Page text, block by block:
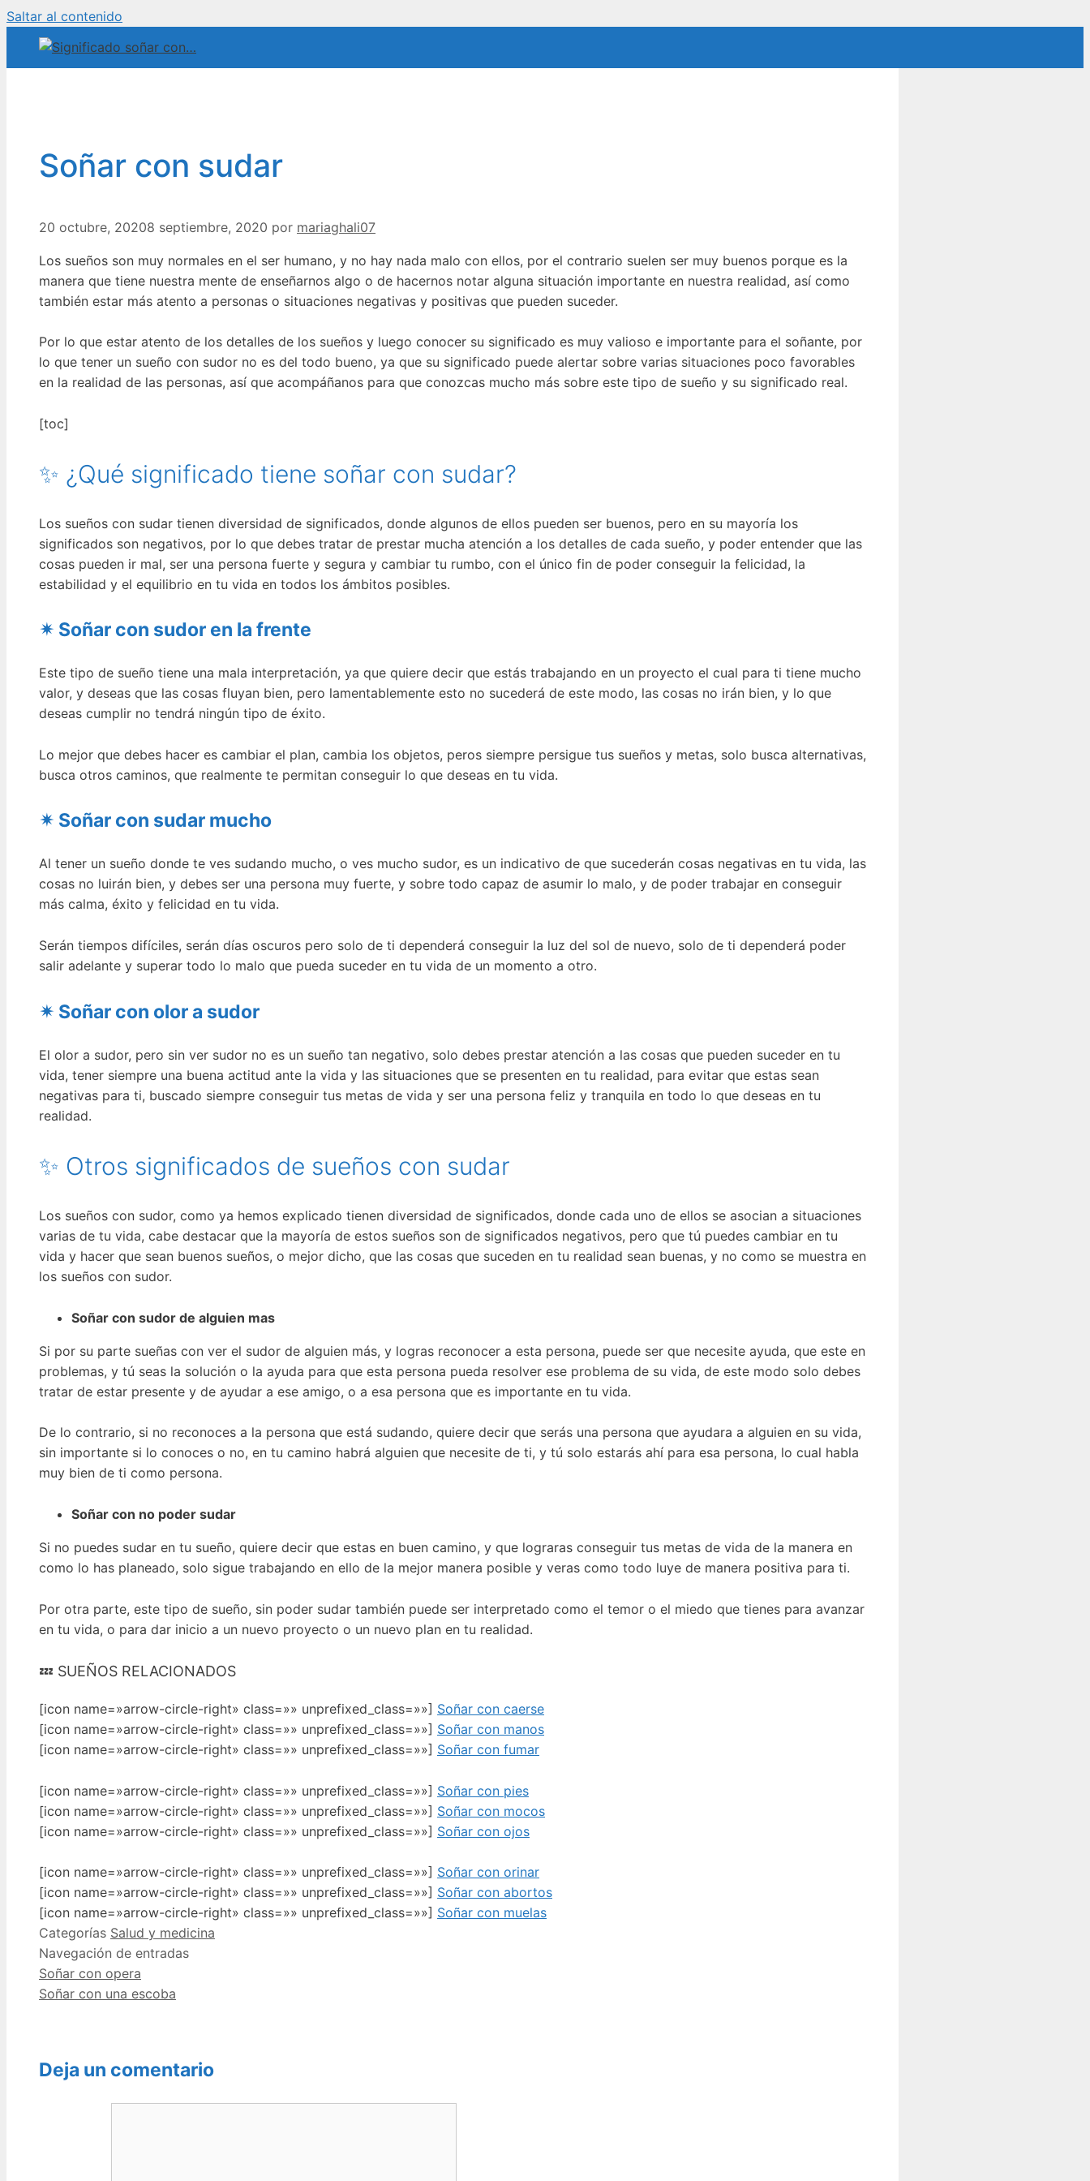
Saltar al contenido
Soñar con sudar
20 octubre, 20208 septiembre, 2020 por mariaghali07
Los sueños son muy normales en el ser humano, y no hay nada malo con ellos, por el contrario suelen ser muy buenos porque es la
manera que tiene nuestra mente de enseñarnos algo o de hacernos notar alguna situación importante en nuestra realidad, así como
también estar más atento a personas o situaciones negativas y positivas que pueden suceder.
Por lo que estar atento de los detalles de los sueños y luego conocer su significado es muy valioso e importante para el soñante, por
lo que tener un sueño con sudor no es del todo bueno, ya que su significado puede alertar sobre varias situaciones poco favorables
en la realidad de las personas, así que acompáñanos para que conozcas mucho más sobre este tipo de sueño y su significado real.
[toc]
✨ ¿Qué significado tiene soñar con sudar?
Los sueños con sudar tienen diversidad de significados, donde algunos de ellos pueden ser buenos, pero en su mayoría los
significados son negativos, por lo que debes tratar de prestar mucha atención a los detalles de cada sueño, y poder entender que las
cosas pueden ir mal, ser una persona fuerte y segura y cambiar tu rumbo, con el único fin de poder conseguir la felicidad, la
estabilidad y el equilibrio en tu vida en todos los ámbitos posibles.
✴ Soñar con sudor en la frente
Este tipo de sueño tiene una mala interpretación, ya que quiere decir que estás trabajando en un proyecto el cual para ti tiene mucho
valor, y deseas que las cosas fluyan bien, pero lamentablemente esto no sucederá de este modo, las cosas no irán bien, y lo que
deseas cumplir no tendrá ningún tipo de éxito.
Lo mejor que debes hacer es cambiar el plan, cambia los objetos, peros siempre persigue tus sueños y metas, solo busca alternativas,
busca otros caminos, que realmente te permitan conseguir lo que deseas en tu vida.
✴ Soñar con sudar mucho
Al tener un sueño donde te ves sudando mucho, o ves mucho sudor, es un indicativo de que sucederán cosas negativas en tu vida, las
cosas no luirán bien, y debes ser una persona muy fuerte, y sobre todo capaz de asumir lo malo, y de poder trabajar en conseguir
más calma, éxito y felicidad en tu vida.
Serán tiempos difíciles, serán días oscuros pero solo de ti dependerá conseguir la luz del sol de nuevo, solo de ti dependerá poder
salir adelante y superar todo lo malo que pueda suceder en tu vida de un momento a otro.
✴ Soñar con olor a sudor
El olor a sudor, pero sin ver sudor no es un sueño tan negativo, solo debes prestar atención a las cosas que pueden suceder en tu
vida, tener siempre una buena actitud ante la vida y las situaciones que se presenten en tu realidad, para evitar que estas sean
negativas para ti, buscado siempre conseguir tus metas de vida y ser una persona feliz y tranquila en todo lo que deseas en tu
realidad.
✨ Otros significados de sueños con sudar
Los sueños con sudor, como ya hemos explicado tienen diversidad de significados, donde cada uno de ellos se asocian a situaciones
varias de tu vida, cabe destacar que la mayoría de estos sueños son de significados negativos, pero que tú puedes cambiar en tu
vida y hacer que sean buenos sueños, o mejor dicho, que las cosas que suceden en tu realidad sean buenas, y no como se muestra en
los sueños con sudor.
Soñar con sudor de alguien mas
Si por su parte sueñas con ver el sudor de alguien más, y logras reconocer a esta persona, puede ser que necesite ayuda, que este en
problemas, y tú seas la solución o la ayuda para que esta persona pueda resolver ese problema de su vida, de este modo solo debes
tratar de estar presente y de ayudar a ese amigo, o a esa persona que es importante en tu vida.
De lo contrario, si no reconoces a la persona que está sudando, quiere decir que serás una persona que ayudara a alguien en su vida,
sin importante si lo conoces o no, en tu camino habrá alguien que necesite de ti, y tú solo estarás ahí para esa persona, lo cual habla
muy bien de ti como persona.
Soñar con no poder sudar
Si no puedes sudar en tu sueño, quiere decir que estas en buen camino, y que lograras conseguir tus metas de vida de la manera en
como lo has planeado, solo sigue trabajando en ello de la mejor manera posible y veras como todo luye de manera positiva para ti.
Por otra parte, este tipo de sueño, sin poder sudar también puede ser interpretado como el temor o el miedo que tienes para avanzar
en tu vida, o para dar inicio a un nuevo proyecto o un nuevo plan en tu realidad.
💤 SUEÑOS RELACIONADOS
[icon name=»arrow-circle-right» class=»» unprefixed_class=»»] Soñar con caerse
[icon name=»arrow-circle-right» class=»» unprefixed_class=»»] Soñar con manos
[icon name=»arrow-circle-right» class=»» unprefixed_class=»»] Soñar con fumar
[icon name=»arrow-circle-right» class=»» unprefixed_class=»»] Soñar con pies
[icon name=»arrow-circle-right» class=»» unprefixed_class=»»] Soñar con mocos
[icon name=»arrow-circle-right» class=»» unprefixed_class=»»] Soñar con ojos
[icon name=»arrow-circle-right» class=»» unprefixed_class=»»] Soñar con orinar
[icon name=»arrow-circle-right» class=»» unprefixed_class=»»] Soñar con abortos
[icon name=»arrow-circle-right» class=»» unprefixed_class=»»] Soñar con muelas
Categorías Salud y medicina
Navegación de entradas
Soñar con opera
Soñar con una escoba
Deja un comentario